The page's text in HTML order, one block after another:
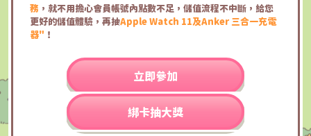
務 ，就不用擔心會員帳號內點數不足，儲值流程不中斷，給您
更好的儲值體驗，再抽Apple Watch 11及Anker 三合一充電
器" ！
立即參加
綁卡抽大獎